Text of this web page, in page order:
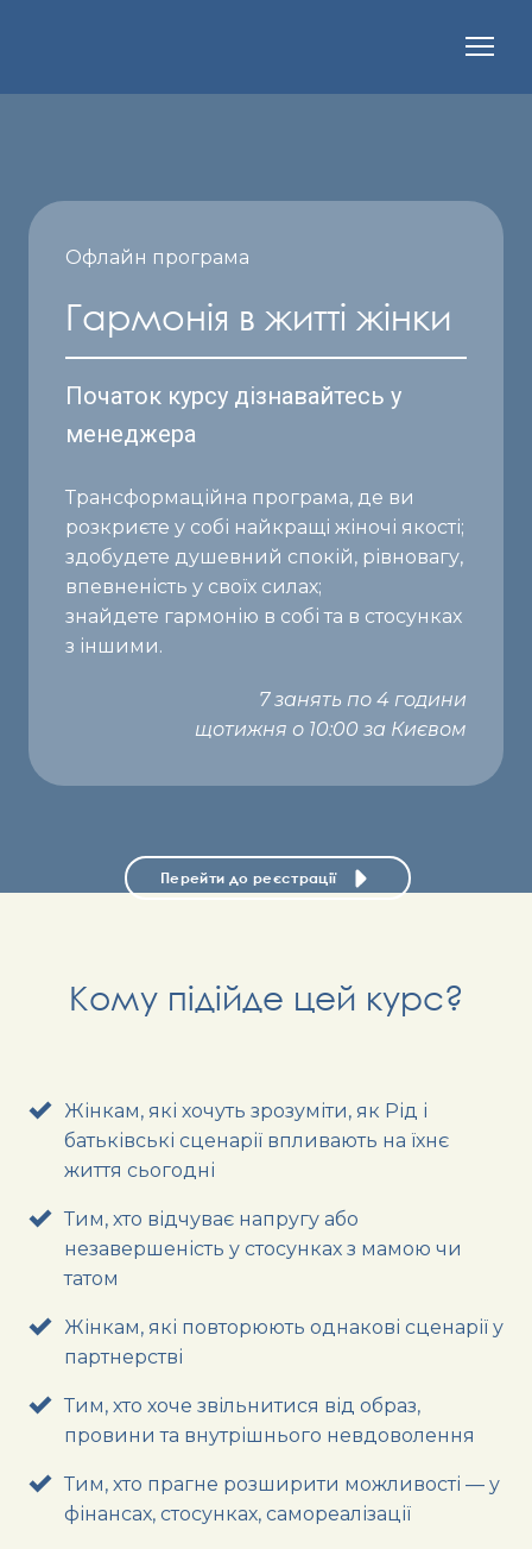
Офлайн програма
Гармонія в житті жінки
Початок курсу дізнавайтесь у
менеджера
Трансформаційна програма, де ви
розкриєте у собі найкращі жіночі якості;
здобудете душевний спокій, рівновагу,
впевненість у своїх силах;
знайдете гармонію в собі та в стосунках
з іншими.
7 занять по 4 години
щотижня о 10:00 за Києвом
Перейти до реєстрації
Кому підійде цей курс?
Жінкам, які хочуть зрозуміти, як Рід і
батьківські сценарії впливають на їхнє
життя сьогодні
Тим, хто відчуває напругу або
незавершеність у стосунках з мамою чи
татом
Жінкам, які повторюють однакові сценарії у
партнерстві
Тим, хто хоче звільнитися від образ,
провини та внутрішнього невдоволення
Тим, хто прагне розширити можливості — у
фінансах, стосунках, самореалізації